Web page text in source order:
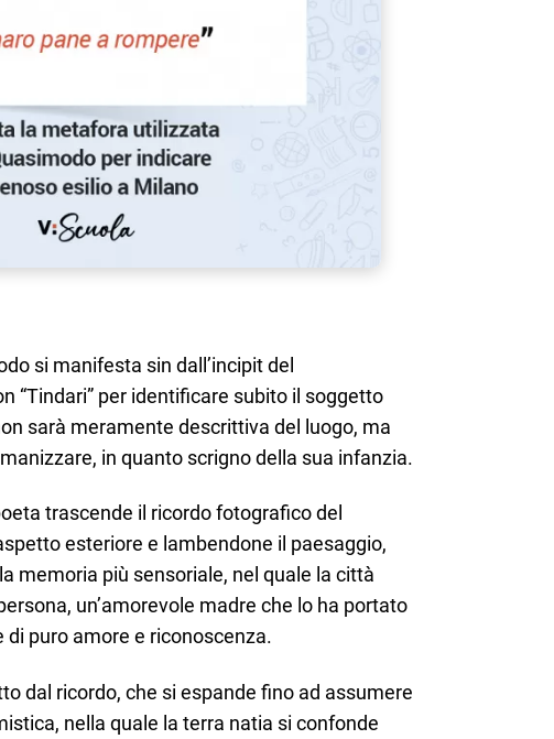
si manifesta sin dall’incipit del
“Tindari” per identificare subito il soggetto
sarà meramente descrittiva del luogo, ma
in quanto scrigno della sua infanzia.
trascende il ricordo fotografico del
esteriore e lambendone il paesaggio,
memoria più sensoriale, nel quale la città
un’amorevole madre che lo ha portato
puro amore e riconoscenza.
dal ricordo, che si espande fino ad assumere
nella quale la terra natia si confonde